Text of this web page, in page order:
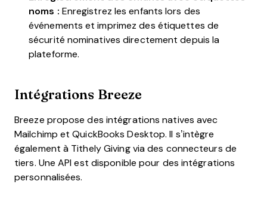
noms : Enregistrez les enfants lors des
événements et imprimez des étiquettes de
sécurité nominatives directement depuis la
plateforme.
Intégrations Breeze
Breeze propose des intégrations natives avec
Mailchimp et QuickBooks Desktop. Il s’intègre
également à Tithely Giving via des connecteurs de
tiers. Une API est disponible pour des intégrations
personnalisées.